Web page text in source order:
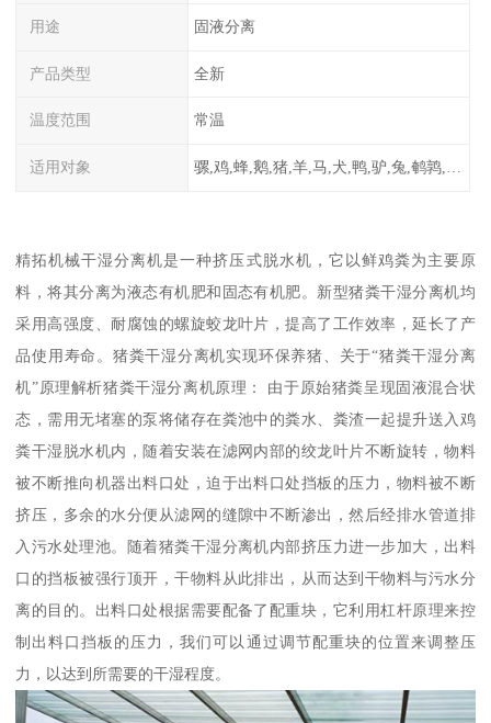
用途 固液分离
产品类型 全新
温度范围 常温
适用对象 骡,鸡,蜂,鹅,猪,羊,马,犬,鸭,驴,兔,鹌鹑,牛,鸽
精拓机械干湿分离机是一种挤压式脱水机，它以鲜鸡粪为主要原
料，将其分离为液态有机肥和固态有机肥。新型猪粪干湿分离机均
采用高强度、耐腐蚀的螺旋蛟龙叶片，提高了工作效率，延长了产
品使用寿命。猪粪干湿分离机实现环保养猪、关于“猪粪干湿分离
机”原理解析猪粪干湿分离机原理： 由于原始猪粪呈现固液混合状
态，需用无堵塞的泵将储存在粪池中的粪水、粪渣一起提升送入鸡
粪干湿脱水机内，随着安装在滤网内部的绞龙叶片不断旋转，物料
被不断推向机器出料口处，迫于出料口处挡板的压力，物料被不断
挤压，多余的水分便从滤网的缝隙中不断渗出，然后经排水管道排
入污水处理池。随着猪粪干湿分离机内部挤压力进一步加大，出料
口的挡板被强行顶开，干物料从此排出，从而达到干物料与污水分
离的目的。出料口处根据需要配备了配重块，它利用杠杆原理来控
制出料口挡板的压力，我们可以通过调节配重块的位置来调整压
力，以达到所需要的干湿程度。